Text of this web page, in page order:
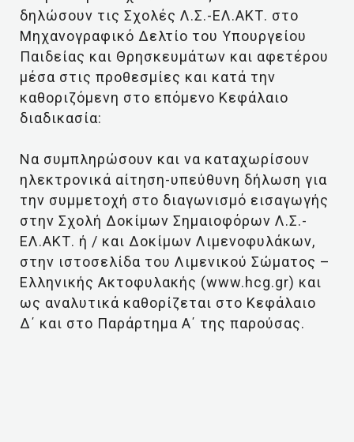
δηλώσουν τις Σχολές Λ.Σ.-ΕΛ.ΑΚΤ. στο
Μηχανογραφικό Δελτίο του Υπουργείου
Παιδείας και Θρησκευμάτων και αφετέρου
μέσα στις προθεσμίες και κατά την
καθοριζόμενη στο επόμενο Κεφάλαιο
διαδικασία:
Να συμπληρώσουν και να καταχωρίσουν
ηλεκτρονικά αίτηση-υπεύθυνη δήλωση για
την συμμετοχή στο διαγωνισμό εισαγωγής
στην Σχολή Δοκίμων Σημαιοφόρων Λ.Σ.-
ΕΛ.ΑΚΤ. ή / και Δοκίμων Λιμενοφυλάκων,
στην ιστοσελίδα του Λιμενικού Σώματος –
Ελληνικής Ακτοφυλακής (www.hcg.gr) και
ως αναλυτικά καθορίζεται στο Κεφάλαιο
Δ΄ και στο Παράρτημα Α΄ της παρούσας.